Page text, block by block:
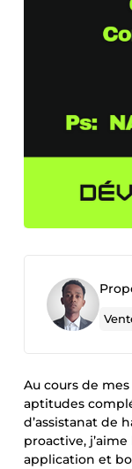
Au cours de
aptitudes
d’assistanat de
proactive,
application et